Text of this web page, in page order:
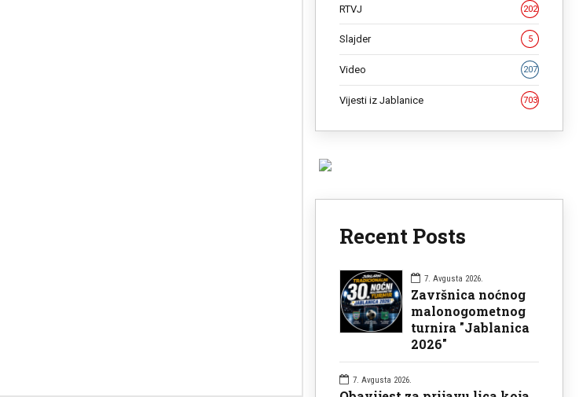
RTVJ 202
Slajder 5
Video 207
Vijesti iz Jablanice 703
Recent Posts
7. Avgusta 2026.
Završnica noćnog
malonogometnog
turnira "Jablanica
2026"
7. Avgusta 2026.